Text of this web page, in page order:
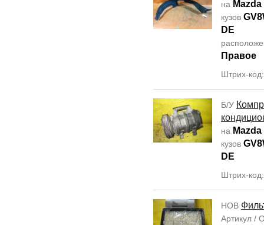
на
кузов
DE
Правое
Штрих-
Б/У
на
кузов
DE
Штрих-
НОВ
Артикул /